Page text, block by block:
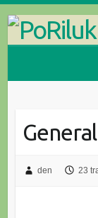
content
den 23